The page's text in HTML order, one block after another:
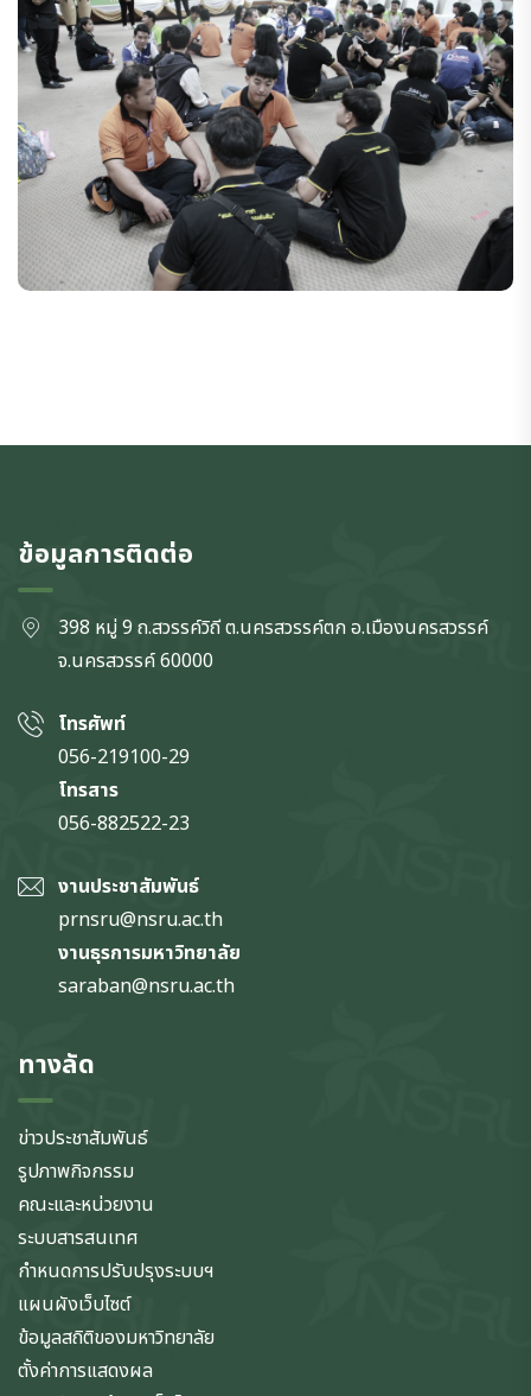
ข้อมูลการติดต่อ
398 หมู่ 9 ถ.สวรรค์วิถี ต.นครสวรรค์ตก อ.เมืองนครสวรรค์
จ.นครสวรรค์60000
โทรศัพท์
056-219100-29
โทรสาร
056-882522-23
งานประชาสัมพันธ์
prnsru@nsru.ac.th
งานธุรการมหาวิทยาลัย
saraban@nsru.ac.th
ทางลัด
ข่าวประชาสัมพันธ์
รูปภาพกิจกรรม
คณะและหน่วยงาน
ระบบสารสนเทศ
กำหนดการปรับปรุงระบบฯ
แผนผังเว็บไซต์
ข้อมูลสถิติของมหาวิทยาลัย
ตั้งค่าการแสดงผล